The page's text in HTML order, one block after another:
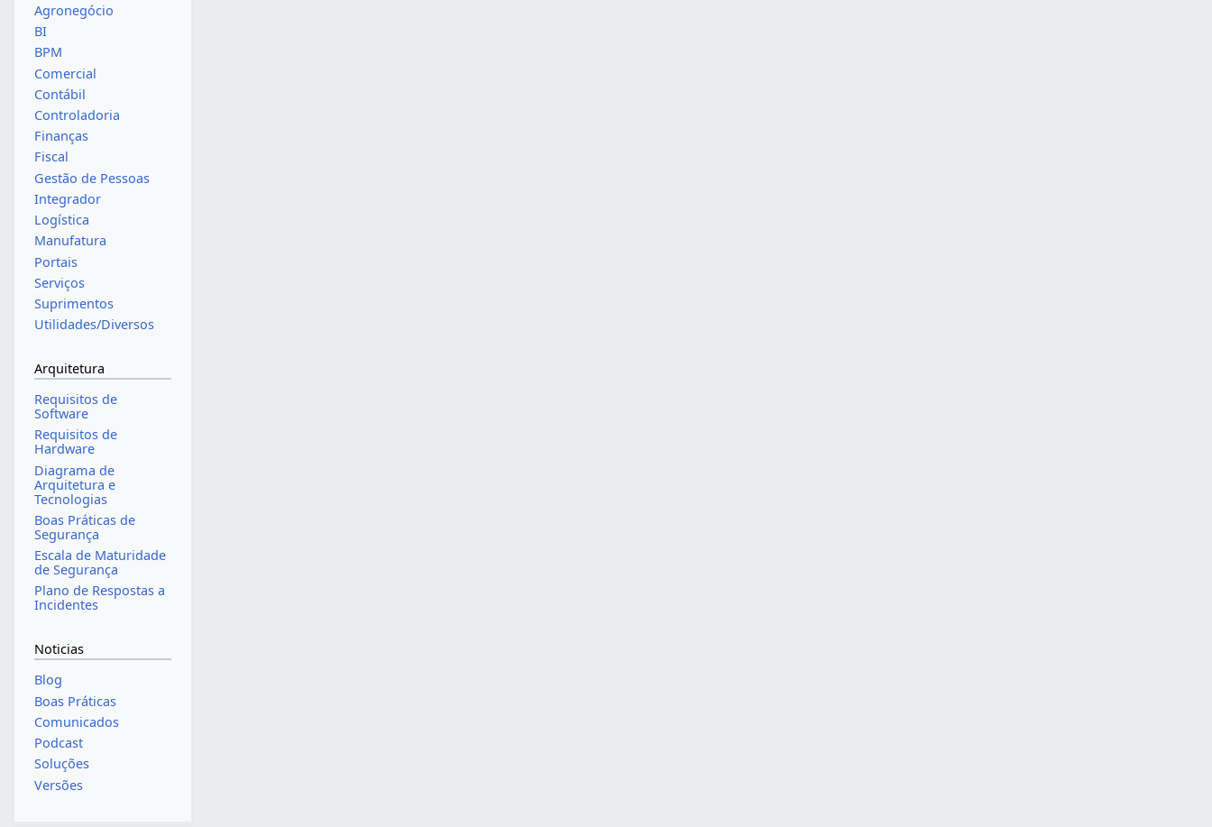
Agronegócio
BI
BPM
Comercial
Contábil
Controladoria
Finanças
Fiscal
Gestão de Pessoas
Integrador
Logística
Manufatura
Portais
Serviços
Suprimentos
Utilidades/Diversos
Arquitetura
Requisitos de
Software
Requisitos de
Hardware
Diagrama de
Arquitetura e
Tecnologias
Boas Práticas de
Segurança
Escala de Maturidade
de Segurança
Plano de Respostas a
Incidentes
Noticias
Blog
Boas Práticas
Comunicados
Podcast
Soluções
Versões